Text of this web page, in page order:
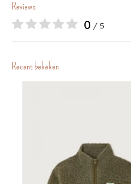
Reviews
0 / 5
Recent bekeken